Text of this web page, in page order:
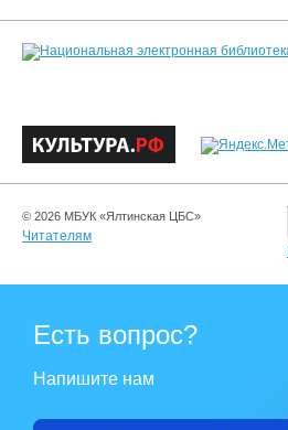
© 2026 МБУК «Ялтинская ЦБС»
Читателям
Есть вопрос?
Напишите нам